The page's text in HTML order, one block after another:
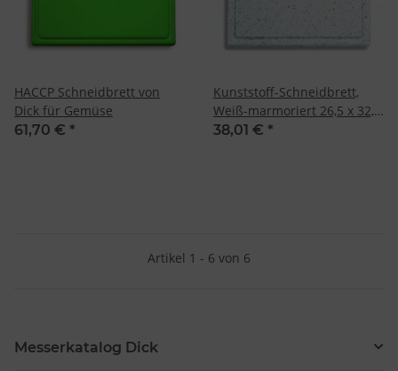
HACCP Schneidbrett von
Dick für Gemüse
61,70 € *
Kunststoff-Schneidbrett,
Weiß-marmoriert 26,5 x 32,5
x 1,8 cm von Dick
38,01 € *
Artikel 1 - 6 von 6
Messerkatalog Dick
Analyse von Zielgruppen durch Statistiken oder Kombinationen
Entwicklung und Verbesserung der Angebote
Verwendung reduzierter Daten zur Auswahl von Inhalten
Verwendung genauer Standortdaten
Endgeräteeigenschaften zur Identifikation aktiv abfragen